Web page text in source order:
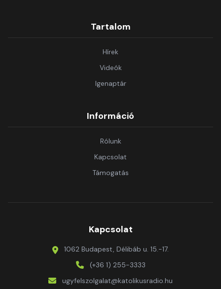
Tartalom
Hírek
Videók
Igenaptár
Információ
Rólunk
Kapcsolat
Támogatás
Kapcsolat
1062 Budapest, Délibáb u. 15.-17.
(+36 1) 255-3333
ugyfelszolgalat@katolikusradio.hu